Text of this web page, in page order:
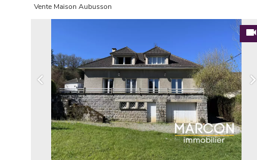
Vente Maison Aubusson